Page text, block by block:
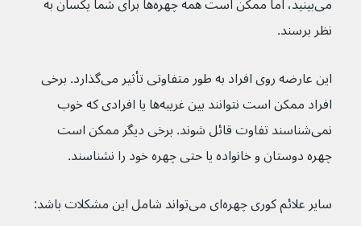
نظر برسند.
این عارضه روی افراد به طور متفاوتی تأثیر می‌گذارد. برخی
افراد ممکن است نتوانند بین غریبه‌ها یا افرادی که خوب
نمی‌شناسند تفاوت قائل شوند. برخی دیگر ممکن است
چهره دوستان و خانواده یا حتی چهره خود را نشناسند.
سایر علائم کوری چهره‌ای می‌تواند شامل این مشکلات باشد: